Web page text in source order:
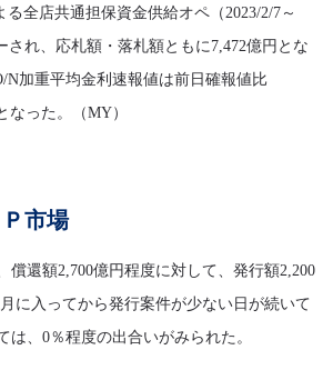
全店共通担保資金供給オペ（2023/2/7～
され、応札額・落札額ともに7,472億円とな
N加重平均金利速報値は前日確報値比
なった。（MY）
市場
償還額2,700億円程度に対して、発行額2,200
に入ってから発行案件が少ない日が続いて
は、0％程度の出合いがみられた。